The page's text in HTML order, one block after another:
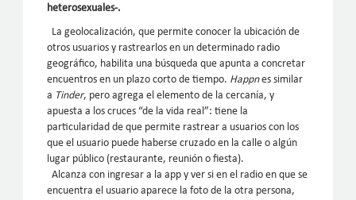
heterosexuales-.
La geolocalización, que permite conocer la ubicación de
otros usuarios y rastrearlos en un determinado radio
geográfico, habilita una búsqueda que apunta a concretar
encuentros en un plazo corto de tiempo. Happnes similar
a Tinder, pero agrega el elemento de la cercanía, y
apuesta a los cruces “de la vida real”: tiene la
particularidad de que permite rastrear a usuarios con los
que el usuario puede haberse cruzado en la calle o algún
lugar público (restaurante, reunión o fiesta).
Alcanza con ingresar a la app y ver si en el radio en que se
encuentra el usuario aparece la foto de la otra persona,